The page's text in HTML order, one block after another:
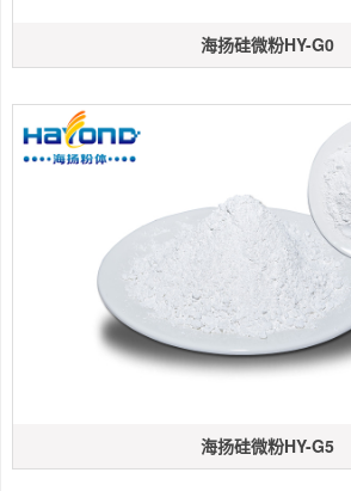
海扬硅微粉HY-G0
海扬硅微粉HY-G5